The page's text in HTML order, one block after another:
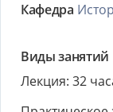
Кафедра
Виды занятий
Лекция: 32